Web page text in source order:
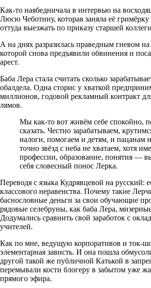
Как-то наябедничала в интервью на
Люсю Чеботину, которая заняла её гримёрку
оттуда выезжать по приказу старшей
А на днях разразилась праведным гневом
которой снова предъявили обвинения и
арест.
Баба Лера стала считать сколько
обалдела. Одна сторис у хваткой
миллионов, годовой рекламный контракт
лямов.
Мы как-то вот живём себе спокойно,
сказать. Честно зарабатываем,
налоги, помогаем и детям, и
точно звёзд с неба не хватаем, хотя
профессии, образование, понятия —
себя словесный понос Лерка.
Переводя с языка Кудрявцевой на русский:
классового неравенства. Почему такие
баснословные деньги за свои обучающие
рядовые селебруны, как баба Лера,
Додумались сравнить свой заработок с
учителей.
Как по мне, ведущую корпоративов и ток-
элементарная зависть. И она пошла
другой такой же публичной Катькой в
перемывали кости блогеру в забытом уже
прямого эфира.